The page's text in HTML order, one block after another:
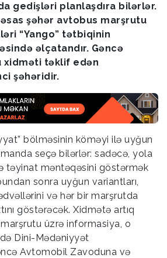
gedişləri planlaşdıra bilərlər.
şəhər avtobus marşrutu
“Yango” tətbiqinin
əlçatandır. Gəncə
xidməti təklif edən
şəhəridir.
bölməsinin köməyi ilə uyğun
seçə bilərlər: sadəcə, yola
təyinat məntəqəsini göstərmək
sonra uyğun variantları,
və hər bir marşrutda
göstərəcək. Xidmətə artıq
üzrə informasiya, o
Dini-Mədəniyyət
Avtomobil Zavoduna və